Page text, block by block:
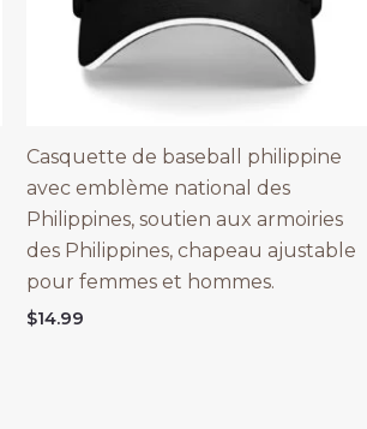
Casquette de baseball philippine
avec emblème national des
Philippines, soutien aux armoiries
des Philippines, chapeau ajustable
pour femmes et hommes.
$14.99